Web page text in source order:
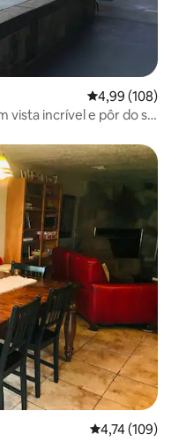
4,99 de uma
4,99 (108)
vista incrível e pôr do sol
4,74 de uma
4,74 (109)